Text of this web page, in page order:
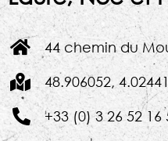
44 chemin du
48.906052,
+33 (0) 3 26 52 16